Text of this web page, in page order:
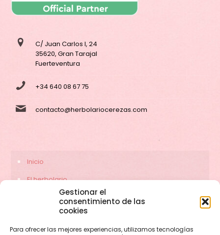
Gestionar el
consentimiento de las
cookies
Para ofrecer las mejores experiencias, utilizamos tecnologías
C/ Juan Carlos I, 24
35620, Gran Tarajal
Fuerteventura
+34 640 08 67 75
contacto@herbolariocerezas.com
Inicio
El herbolario